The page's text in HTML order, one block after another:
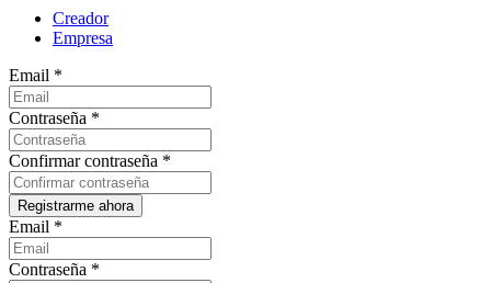
Creador
Empresa
Email *
Contraseña *
Confirmar contraseña *
Email *
Contraseña *